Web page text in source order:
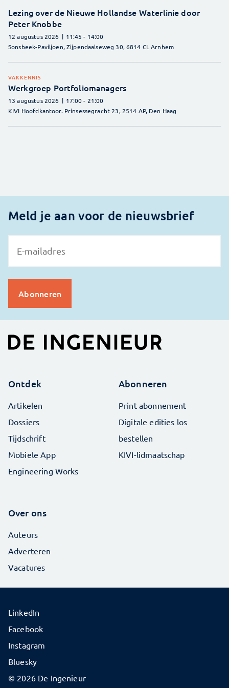
Lezing over de Nieuwe Hollandse Waterlinie door
Peter Knobbe
12 augustus 2026 11:45 - 14:00
Sonsbeek-Paviljoen, Zijpendaalseweg 30, 6814 CL Arnhem
VAKKENNIS
Werkgroep Portfoliomanagers
13 augustus 2026 17:00- 21:00
KIVI Hoofdkantoor. Prinsessegracht 23, 2514 AP, Den Haag
Meld je aan voor de nieuwsbrief
Ontdek
Artikelen
Dossiers
Tijdschrift
Mobiele App
Engineering Works
Abonneren
Print abonnement
Digitale edities los
bestellen
KIVI-lidmaatschap
Over ons
Auteurs
Adverteren
Vacatures
© 2026 De Ingenieur
LinkedIn
Facebook
Instagram
Bluesky